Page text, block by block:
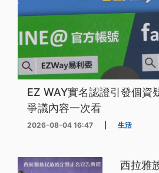
EZ WAY實名認證引發個資
爭議內容一次看
2026-08-04 16:47 生活
西拉雅